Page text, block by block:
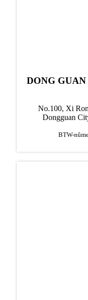
DONG
No.100, Xi
Dongguan
BTW-